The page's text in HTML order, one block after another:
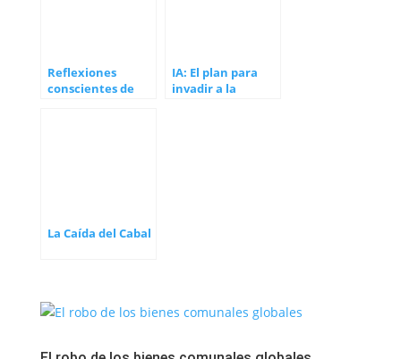
Reflexiones
conscientes de
IA: El plan para
invadir a la
La Caída del Cabal